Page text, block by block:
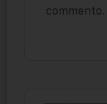
commento.